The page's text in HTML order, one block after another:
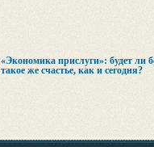
«Экономика прислуги»: будет ли
такое же счастье, как и сегодня?